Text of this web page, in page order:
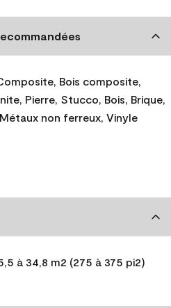
Bois composite,
Pierre, Stucco, Bois, Brique,
Métaux non ferreux, Vinyle
à 34,8 m2 (275 à 375 pi2)